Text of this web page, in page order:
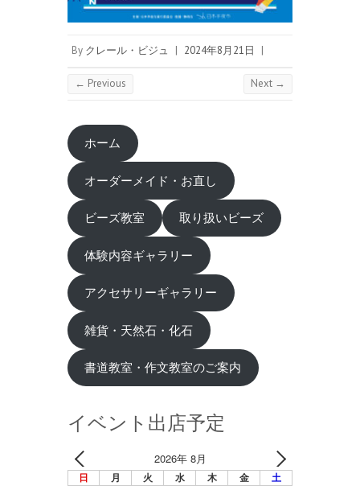
By クレール・ビジュ | 2024年8月21日 |
← Previous Next →
ホーム
オーダーメイド・お直し
ビーズ教室 取り扱いビーズ
体験内容ギャラリー
アクセサリーギャラリー
雑貨・天然石・化石
書道教室・作文教室のご案内
イベント出店予定
2026年 8月
日 月 火 水 木 金 土